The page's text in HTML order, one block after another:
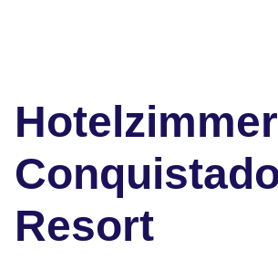
Hotelzimmer
Resort